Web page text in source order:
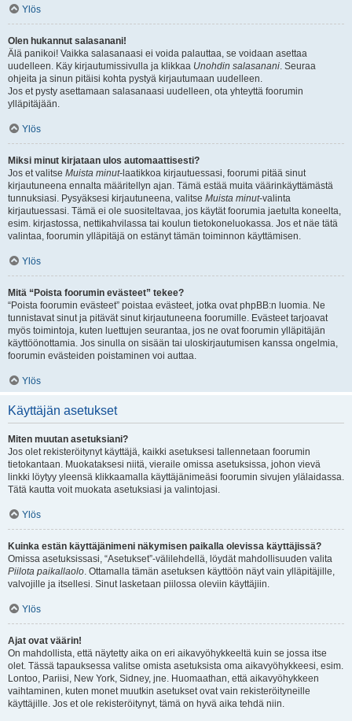
Ylös
Olen hukannut salasanani!
Älä panikoi! Vaikka salasanaasi ei voida palauttaa, se voidaan asettaa
uudelleen. Käy kirjautumissivulla ja klikkaa Unohdin salasanani. Seuraa
ohjeita ja sinun pitäisi kohta pystyä kirjautumaan uudelleen.
Jos et pysty asettamaan salasanaasi uudelleen, ota yhteyttä foorumin
ylläpitäjään.
Ylös
Miksi minut kirjataan ulos automaattisesti?
Jos et valitse Muista minut-laatikkoa kirjautuessasi, foorumi pitää sinut
kirjautuneena ennalta määritellyn ajan. Tämä estää muita väärinkäyttämästä
tunnuksiasi. Pysyäksesi kirjautuneena, valitse Muista minut-valinta
kirjautuessasi. Tämä ei ole suositeltavaa, jos käytät foorumia jaetulta koneelta,
esim. kirjastossa, nettikahvilassa tai koulun tietokoneluokassa. Jos et näe tätä
valintaa, foorumin ylläpitäjä on estänyt tämän toiminnon käyttämisen.
Ylös
Mitä “Poista foorumin evästeet” tekee?
“Poista foorumin evästeet” poistaa evästeet, jotka ovat phpBB:n luomia. Ne
tunnistavat sinut ja pitävät sinut kirjautuneena foorumille. Evästeet tarjoavat
myös toimintoja, kuten luettujen seurantaa, jos ne ovat foorumin ylläpitäjän
käyttöönottamia. Jos sinulla on sisään tai uloskirjautumisen kanssa ongelmia,
foorumin evästeiden poistaminen voi auttaa.
Ylös
Käyttäjän asetukset
Miten muutan asetuksiani?
Jos olet rekisteröitynyt käyttäjä, kaikki asetuksesi tallennetaan foorumin
tietokantaan. Muokataksesi niitä, vieraile omissa asetuksissa, johon vievä
linkki löytyy yleensä klikkaamalla käyttäjänimeäsi foorumin sivujen ylälaidassa.
Tätä kautta voit muokata asetuksiasi ja valintojasi.
Ylös
Kuinka estän käyttäjänimeni näkymisen paikalla olevissa käyttäjissä?
Omissa asetuksissasi, “Asetukset”-välilehdellä, löydät mahdollisuuden valita
Piilota paikallaolo. Ottamalla tämän asetuksen käyttöön näyt vain ylläpitäjille,
valvojille ja itsellesi. Sinut lasketaan piilossa oleviin käyttäjiin.
Ylös
Ajat ovat väärin!
On mahdollista, että näytetty aika on eri aikavyöhykkeeltä kuin se jossa itse
olet. Tässä tapauksessa valitse omista asetuksista oma aikavyöhykkeesi, esim.
Lontoo, Pariisi, New York, Sidney, jne. Huomaathan, että aikavyöhykkeen
vaihtaminen, kuten monet muutkin asetukset ovat vain rekisteröityneille
käyttäjille. Jos et ole rekisteröitynyt, tämä on hyvä aika tehdä niin.